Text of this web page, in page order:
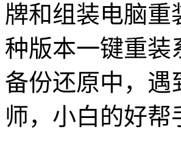
牌和组装电脑重
种版本一键重装
备份还原中，遇
师，小白的好帮